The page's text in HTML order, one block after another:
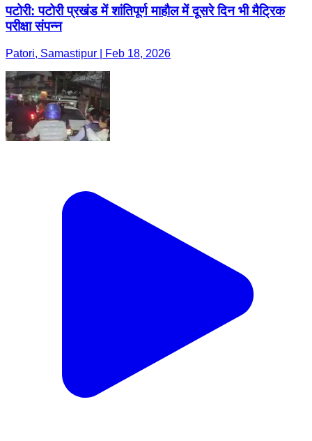
पटोरी: पटोरी प्रखंड में शांतिपूर्ण माहौल में दूसरे दिन भी मैट्रिक
परीक्षा संपन्न
Patori, Samastipur | Feb 18, 2026